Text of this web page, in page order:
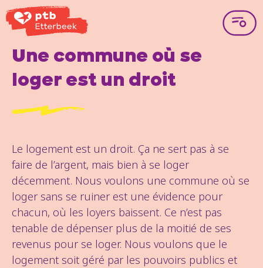
Une commune où se
loger est un droit
Le logement est un droit. Ça ne sert pas à se
faire de l’argent, mais bien à se loger
décemment. Nous voulons une commune où se
loger sans se ruiner est une évidence pour
chacun, où les loyers baissent. Ce n’est pas
tenable de dépenser plus de la moitié de ses
revenus pour se loger. Nous voulons que le
logement soit géré par les pouvoirs publics et